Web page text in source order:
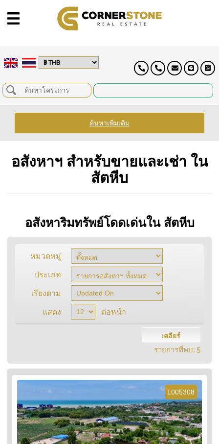
ค้นหาเพิ่มเติม
อสังหาฯ สำหรับขายและเช่า ใน
สัตหีบ
อสังหาริมทรัพย์โดดเด่นใน สัตหีบ
หมวดหมู่
ประเภท
เรียงตาม
แสดง ต่อหน้า
เคลียร์
รายการที่พบ: 5
L005308